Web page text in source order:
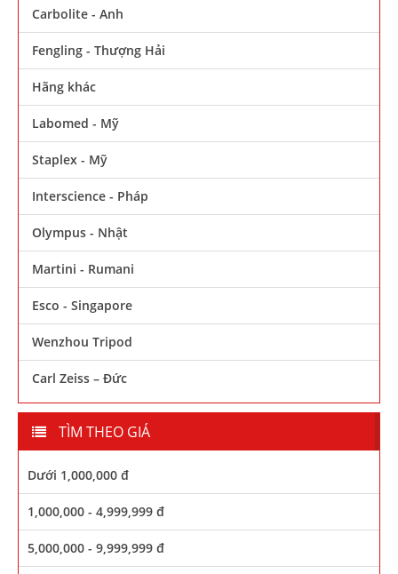
Carbolite - Anh
Fengling - Thượng Hải
Hãng khác
Labomed - Mỹ
Staplex - Mỹ
Interscience - Pháp
Olympus - Nhật
Martini - Rumani
Esco - Singapore
Wenzhou Tripod
Carl Zeiss – Đức
TÌM THEO GIÁ
Dưới 1,000,000 đ
1,000,000 - 4,999,999 đ
5,000,000 - 9,999,999 đ